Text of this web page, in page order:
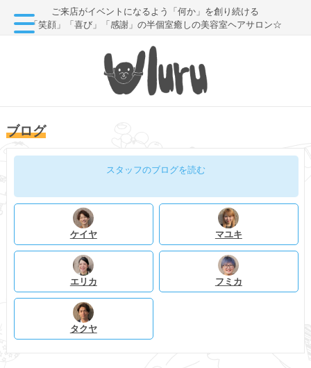
ご来店がイベントになるよう「何か」を創り続ける
「笑顔」「喜び」「感謝」の半個室癒しの美容室ヘアサロン☆
ブログ
スタッフのブログを読む
ケイヤ マユキ
エリカ フミカ
タクヤ